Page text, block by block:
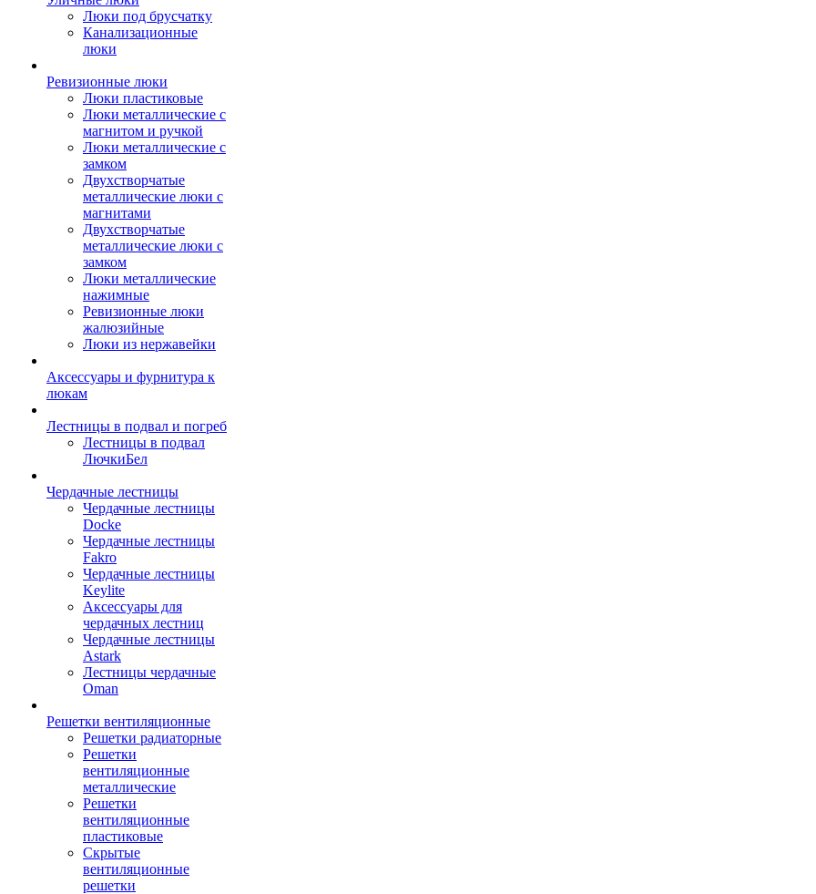
Люки под брусчатку
Канализационные
люки
Ревизионные люки
Люки пластиковые
Люки металлические с
магнитом и ручкой
Люки металлические с
замком
Двухстворчатые
металлические люки с
магнитами
Двухстворчатые
металлические люки с
замком
Люки металлические
нажимные
Ревизионные люки
жалюзийные
Люки из нержавейки
Аксессуары и фурнитура к
люкам
Лестницы в подвал и погреб
Лестницы в подвал
ЛючкиБел
Чердачные лестницы
Чердачные лестницы
Docke
Чердачные лестницы
Fakro
Чердачные лестницы
Keylite
Аксессуары для
чердачных лестниц
Чердачные лестницы
Astark
Лестницы чердачные
Oman
Решетки вентиляционные
Решетки радиаторные
Решетки
вентиляционные
металлические
Решетки
вентиляционные
пластиковые
Скрытые
вентиляционные
решетки